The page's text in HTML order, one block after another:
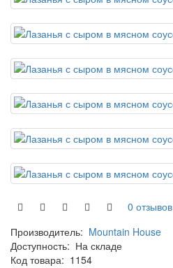
0 отзывов
Производитель: Mountain House
Доступность: На складе
Код товара: 1154